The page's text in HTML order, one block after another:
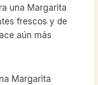
una Margarita
frescos y de
aún más
Margarita